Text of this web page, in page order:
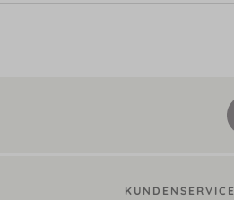
KUNDENSERVICE